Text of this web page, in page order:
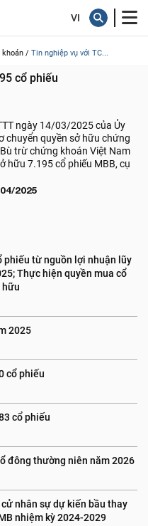
khoán / Tin nghiệp vụ với TC...
cổ phiếu
ngày 14/03/2025 của Ủy
chuyển quyền sở hữu chứng
trừ chứng khoán Việt Nam
hữu 7.195 cổ phiếu MBB, cụ
2025
phiếu từ nguồn lợi nhuận lũy
Thực hiện quyền mua cổ
hữu
2025
cổ phiếu
cổ phiếu
đông thường niên năm 2026
nhân sự dự kiến bầu thay
nhiệm kỳ 2024-2029